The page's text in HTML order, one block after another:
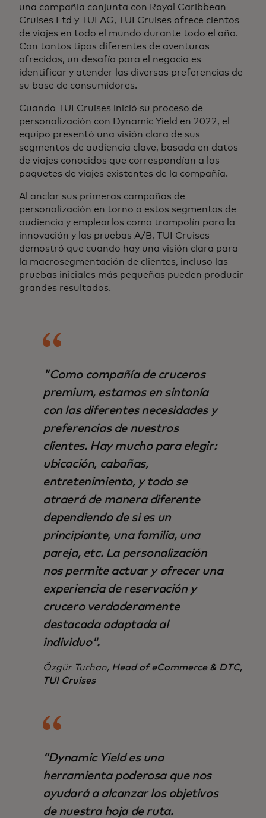
una compañía conjunta con Royal Caribbean
Cruises Ltd y TUI AG, TUI Cruises ofrece cientos
de viajes en todo el mundo durante todo el año.
Con tantos tipos diferentes de aventuras
ofrecidas, un desafío para el negocio es
identificar y atender las diversas preferencias de
su base de consumidores.
Cuando TUI Cruises inició su proceso de
personalización con Dynamic Yield en 2022, el
equipo presentó una visión clara de sus
segmentos de audiencia clave, basada en datos
de viajes conocidos que correspondían a los
paquetes de viajes existentes de la compañía.
Al anclar sus primeras campañas de
personalización en torno a estos segmentos de
audiencia y emplearlos como trampolín para la
innovación y las pruebas A/B, TUI Cruises
demostró que cuando hay una visión clara para
la macrosegmentación de clientes, incluso las
pruebas iniciales más pequeñas pueden producir
grandes resultados.
"Como compañía de cruceros
premium, estamos en sintonía
con las diferentes necesidades y
preferencias de nuestros
clientes. Hay mucho para elegir:
ubicación, cabañas,
entretenimiento, y todo se
atraerá de manera diferente
dependiendo de si es un
principiante, una familia, una
pareja, etc. La personalización
nos permite actuar y ofrecer una
experiencia de reservación y
crucero verdaderamente
destacada adaptada al
individuo".
Özgür Turhan, Head of eCommerce & DTC,
TUI Cruises
“Dynamic Yield es una
herramienta poderosa que nos
ayudará a alcanzar los objetivos
de nuestra hoja de ruta.